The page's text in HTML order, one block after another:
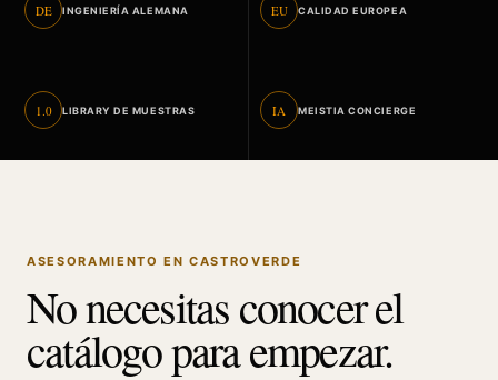
DE INGENIERÍA ALEMANA EU CALIDAD EUROPEA
1.0 LIBRARY DE MUESTRAS IA MEISTIA CONCIERGE
ASESORAMIENTO EN CASTROVERDE
No necesitas conocer el
catálogo para empezar.